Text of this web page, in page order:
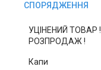
СПОРЯДЖЕННЯ
УЦІНЕНИЙ ТОВАР !
РОЗПРОДАЖ !
Капи